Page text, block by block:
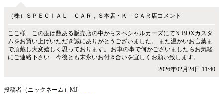
（株）ＳＰＥＣＩＡＬ ＣＡＲ，Ｓ本店・Ｋ－ＣＡＲ店コメント
ここ様 この度は数ある販売店の中からスペシャルカーズにてN-BOXカスタ
ムをお買い上げいただき誠にありがとうございました。 また温かいお言葉ま
で頂戴し大変嬉しく思っております。 お車の事で何かございましたらお気軽
にご連絡下さい 今後とも末永いお付き合いを宜しくお願い致します。
2026年02月24日 11:40
投稿者（ニックネーム）MJ